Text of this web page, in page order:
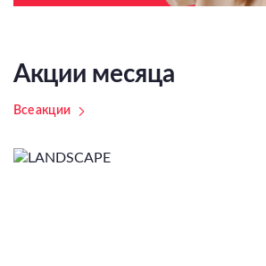
Акции месяца
Все акции